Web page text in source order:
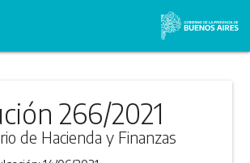
266/2021
de Hacienda y Finanzas